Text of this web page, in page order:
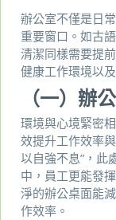
辦公室不僅是日
重要窗口。如古
清潔同樣需要提
健康工作環境以
（一）辦
環境與心境緊密
效提升工作效率
以自強不息”，此
中，員工更能發
淨的辦公桌面能
作效率。